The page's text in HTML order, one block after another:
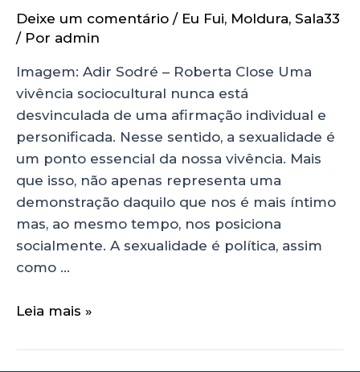
Deixe um comentário / Eu Fui, Moldura, Sala33
/ Por admin
Imagem: Adir Sodré – Roberta Close Uma
vivência sociocultural nunca está
desvinculada de uma afirmação individual e
personificada. Nesse sentido, a sexualidade é
um ponto essencial da nossa vivência. Mais
que isso, não apenas representa uma
demonstração daquilo que nos é mais íntimo
mas, ao mesmo tempo, nos posiciona
socialmente. A sexualidade é política, assim
como …
Leia mais »